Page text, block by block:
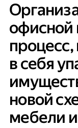
в себя
новой
мебели